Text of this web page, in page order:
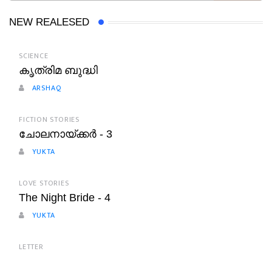
NEW REALESED
SCIENCE
കൃത്രിമ ബുദ്ധി
ARSHAQ
FICTION STORIES
ചോലനായ്ക്കർ - 3
YUKTA
LOVE STORIES
The Night Bride - 4
YUKTA
LETTER